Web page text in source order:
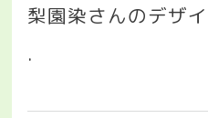
梨園染さんのデザ
.